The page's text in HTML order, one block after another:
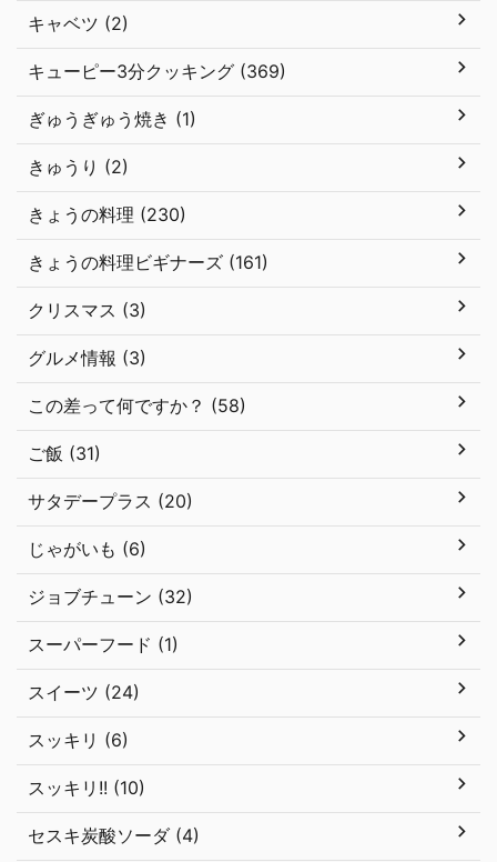
キャベツ (2)
キューピー3分クッキング (369)
ぎゅうぎゅう焼き (1)
きゅうり (2)
きょうの料理 (230)
きょうの料理ビギナーズ (161)
クリスマス (3)
グルメ情報 (3)
この差って何ですか？ (58)
ご飯 (31)
サタデープラス (20)
じゃがいも (6)
ジョブチューン (32)
スーパーフード (1)
スイーツ (24)
スッキリ (6)
スッキリ!! (10)
セスキ炭酸ソーダ (4)